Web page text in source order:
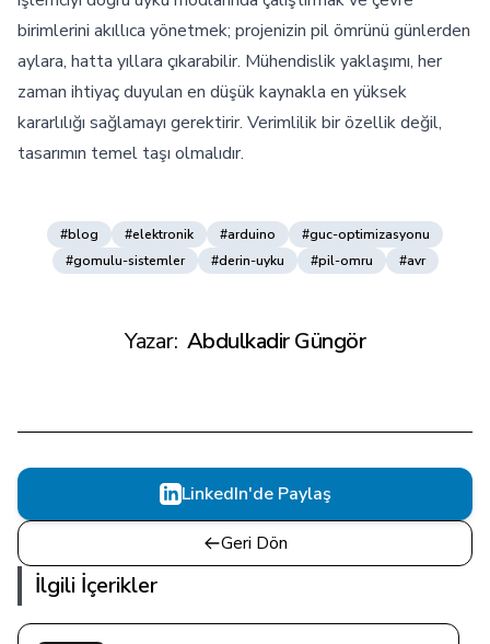
birimlerini akıllıca yönetmek; projenizin pil ömrünü günlerden
aylara, hatta yıllara çıkarabilir. Mühendislik yaklaşımı, her
zaman ihtiyaç duyulan en düşük kaynakla en yüksek
kararlılığı sağlamayı gerektirir. Verimlilik bir özellik değil,
tasarımın temel taşı olmalıdır.
#blog #elektronik #arduino
#guc-optimizasyonu
#gomulu-sistemler
#derin-uyku #pil-omru #avr
Yazar: Abdulkadir Güngör
LinkedIn'de Paylaş
Geri Dön
İlgili İçerikler